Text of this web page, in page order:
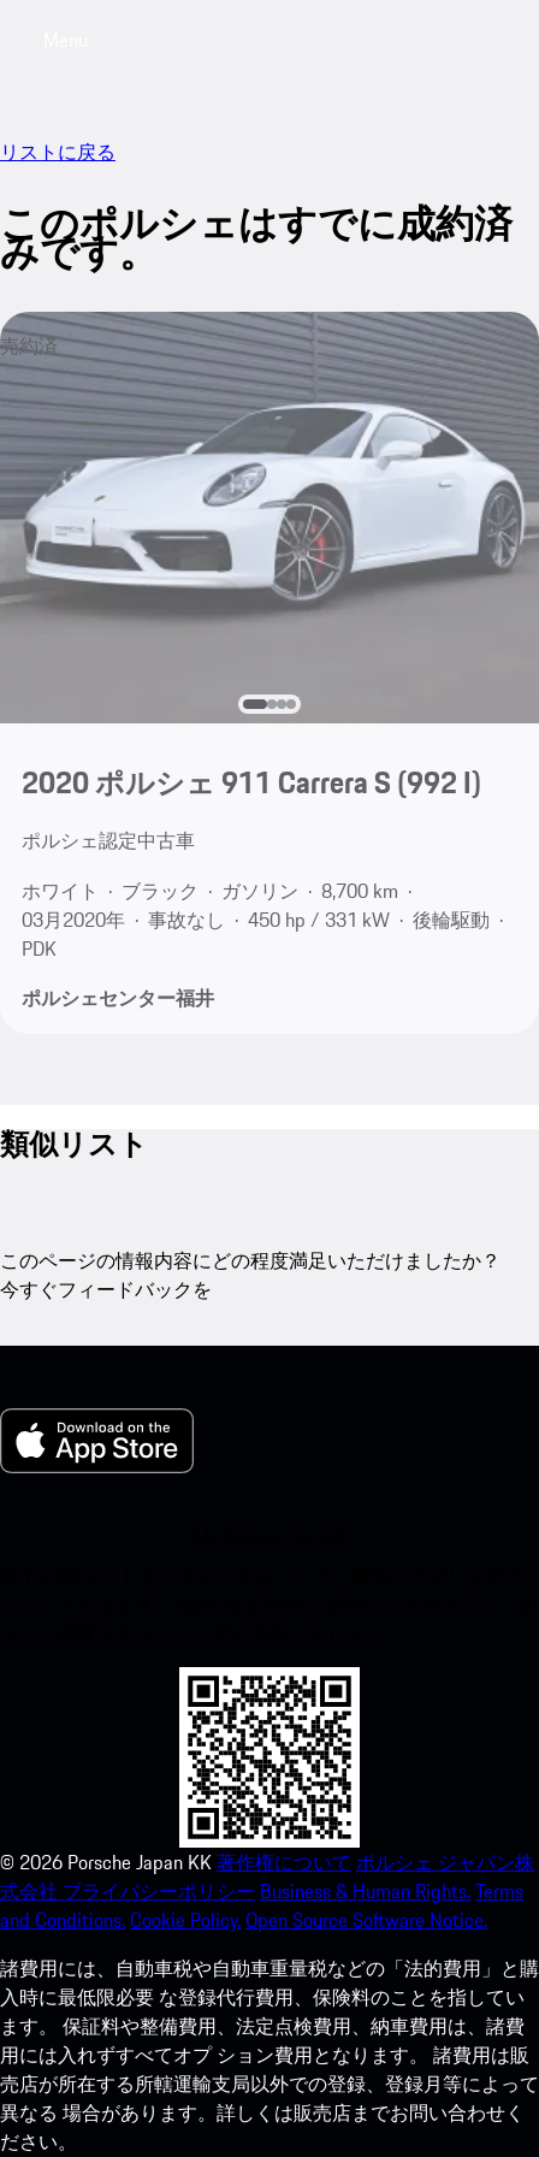
リストに戻る
このポルシェはすでに成約済
みです。
売約済
2020 ポルシェ 911 Carrera S(992 I)
ポルシェ認定中古車
ホワイト
ブラック ガソリン
8,700 km
03月​2020年
事故なし 450 hp / 331 kW
後輪駆動
PDK
ポルシェセンター福井
類似リスト
このページの情報内容にどの程度満足いただけましたか？
今すぐフィードバックを
© 2026 Porsche Japan KK著作権について ポルシェ ジャパン株
式会社 プライバシーポリシー Business & Human Rights.Terms
and Conditions.Cookie Policy.Open Source Software Notice.
諸費用には、自動車税や自動車重量税などの「法的費用」と購
入時に最低限必要 な登録代行費用、保険料のことを指してい
ます。 保証料や整備費用、法定点検費用、納車費用は、諸費
用には入れずすべてオプ ション費用となります。 諸費用は販
売店が所在する所轄運輸支局以外での登録、登録月等によって
異なる 場合があります。詳しくは販売店までお問い合わせく
ださい。